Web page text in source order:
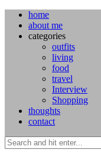
home
about me
categories
outfits
living
food
travel
Interview
Shopping
thoughts
contact